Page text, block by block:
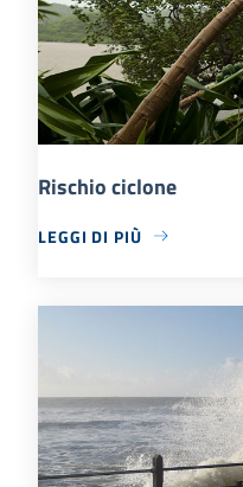
Rischio ciclone
LEGGI DI PIÙ